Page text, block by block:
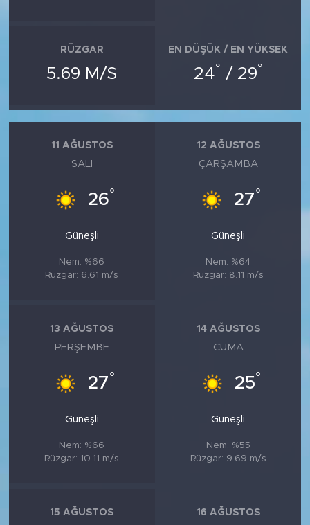
RÜZGAR
5.69 M/S
EN DÜŞÜK / EN YÜKSEK
24° / 29°
11 AĞUSTOS
SALI
26°
Güneşli
Nem: %66
Rüzgar: 6.61 m/s
12 AĞUSTOS
ÇARŞAMBA
27°
Güneşli
Nem: %64
Rüzgar: 8.11 m/s
13 AĞUSTOS
PERŞEMBE
27°
Güneşli
Nem: %66
Rüzgar: 10.11 m/s
14 AĞUSTOS
CUMA
25°
Güneşli
Nem: %55
Rüzgar: 9.69 m/s
15 AĞUSTOS 16 AĞUSTOS